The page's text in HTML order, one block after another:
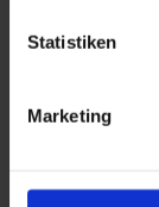
Statistiken
Marketing
Ähnliche Artikel
Gemeinsam